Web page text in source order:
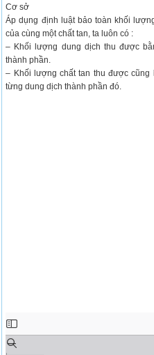
Cơ sở
Áp dụng định luật bảo toàn khối
của cùng một chất tan, ta luôn có :
– Khối lượng dung dịch thu được
thành phần.
– Khối lượng chất tan thu được cũng
từng dung dịch thành phần đó.